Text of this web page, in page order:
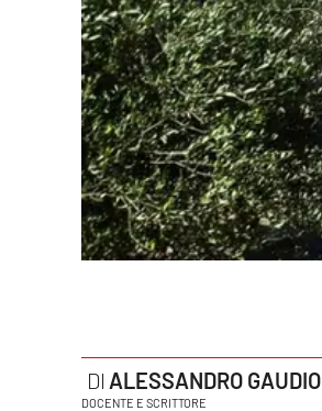
Economia e Lavoro
Parchi Marini CalabriaALESSANDRO GAUDIO
DOCENTE E SCRITTORE